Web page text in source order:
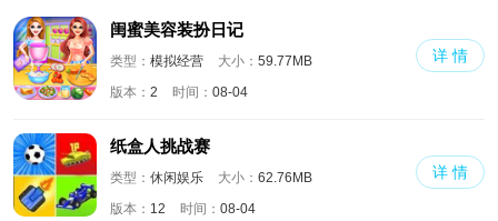
闺蜜美容装扮日记
类型： 模拟经营 大小： 59.77MB
版本： 2 时间： 08-04
详 情
纸盒人挑战赛
类型： 休闲娱乐 大小： 62.76MB
版本： 12 时间： 08-04
详 情